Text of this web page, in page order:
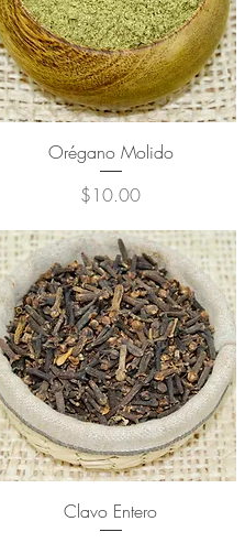
Orégano Molido
Precio
$10.00
Clavo Entero